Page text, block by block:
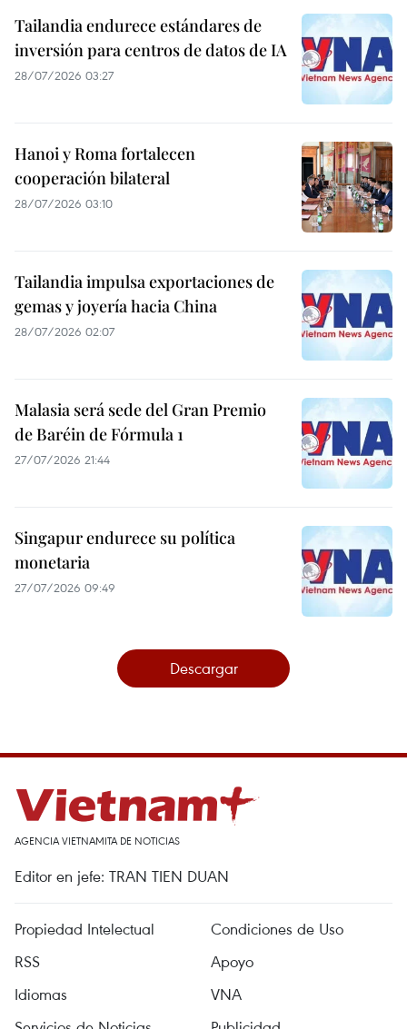
Tailandia endurece estándares de
inversión para centros de datos de IA
28/07/2026 03:27
Hanoi y Roma fortalecen
cooperación bilateral
28/07/2026 03:10
Tailandia impulsa exportaciones de
gemas y joyería hacia China
28/07/2026 02:07
Malasia será sede del Gran Premio
de Baréin de Fórmula 1
27/07/2026 21:44
Singapur endurece su política
monetaria
27/07/2026 09:49
Descargar
AGENCIA VIETNAMITA DE NOTICIAS
Editor en jefe: TRAN TIEN DUAN
Propiedad Intelectual
Condiciones de Uso
RSS
Apoyo
Idiomas
VNA